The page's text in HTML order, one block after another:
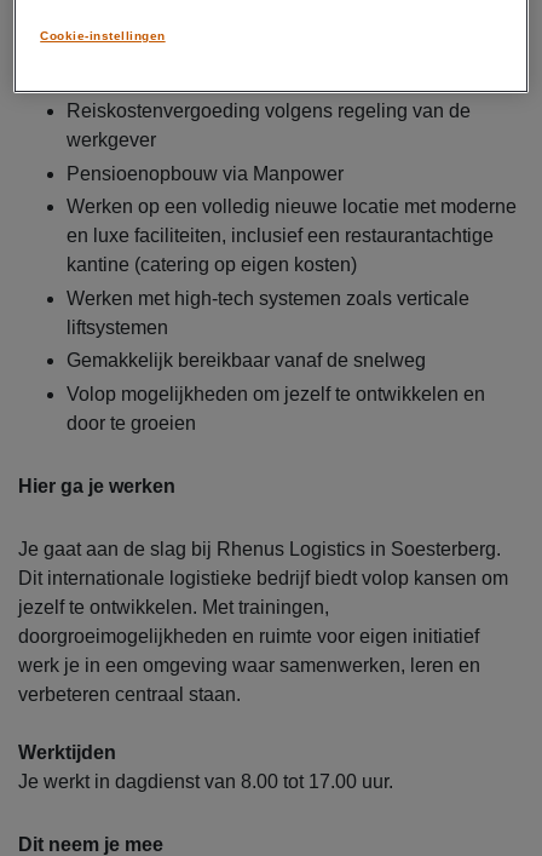
Uitzendcontract via Manpower (met kans op
Reiskostenvergoeding volgens regeling van de
werkgever
Pensioenopbouw via Manpower
Werken op een volledig nieuwe locatie met moderne
en luxe faciliteiten, inclusief een restaurantachtige
kantine (catering op eigen kosten)
Werken met high-tech systemen zoals verticale
liftsystemen
Gemakkelijk bereikbaar vanaf de snelweg
Volop mogelijkheden om jezelf te ontwikkelen en
door te groeien
Hier ga je werken
Je gaat aan de slag bij Rhenus Logistics in Soesterberg.
Dit internationale logistieke bedrijf biedt volop kansen om
jezelf te ontwikkelen. Met trainingen,
doorgroeimogelijkheden en ruimte voor eigen initiatief
werk je in een omgeving waar samenwerken, leren en
verbeteren centraal staan.
Werktijden
Je werkt in dagdienst van 8.00 tot 17.00 uur.
Dit neem je mee
Cookie-instellingen